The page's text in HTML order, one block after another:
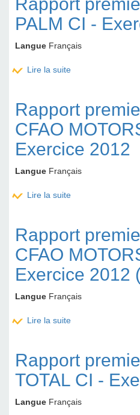
Rapport
PALM CI -
Langue Français
Lire la suite
Rapport
CFAO
Exercice 2012
Langue Français
Lire la suite
Rapport
CFAO
Exercice 2012
Langue Français
Lire la suite
Rapport
TOTAL CI -
Langue Français